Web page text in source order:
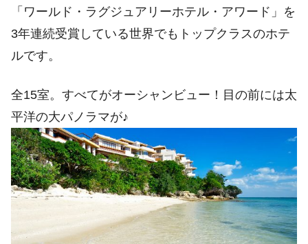
「ワールド・ラグジュアリーホテル・アワード」を
3年連続受賞している世界でもトップクラスのホテ
ルです。
全15室。すべてがオーシャンビュー！目の前には太
平洋の大パノラマが♪